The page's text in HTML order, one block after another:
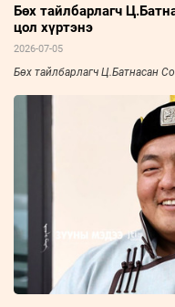
Бөх тайлбарлагч
цол хүртэнэ
2026-07-05
Бөх тайлбарлагч Ц.Батнасан